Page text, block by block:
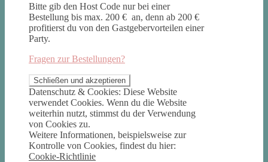
Bitte gib den Host Code nur bei einer
Bestellung bis max. 200 € an, denn ab 200 €
profitierst du von den Gastgebervorteilen einer
Party.
Fragen zur Bestellungen?
Datenschutz & Cookies: Diese Website
verwendet Cookies. Wenn du die Website
weiterhin nutzt, stimmst du der Verwendung
von Cookies zu.
Weitere Informationen, beispielsweise zur
Kontrolle von Cookies, findest du hier:
Cookie-Richtlinie